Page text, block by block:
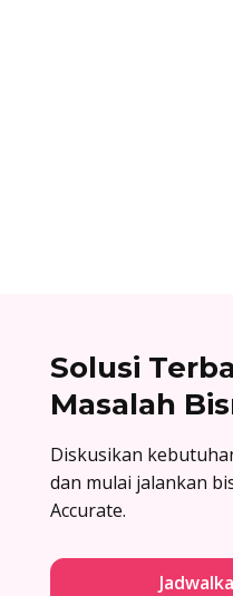
Solusi
Masalah
Diskusikan
dan mulai jalankan
Accurate.